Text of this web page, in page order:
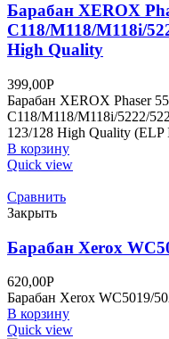
Барабан XEROX
C118/M118/M118i/
High Quality
399,00Р
Барабан XEROX Phaser
C118/M118/M118i/5222/
123/128 High Quality
В корзину
Quick view
Сравнить
Закрыть
Барабан Xerox
620,00Р
Барабан Xerox WC5019/
В корзину
Quick view